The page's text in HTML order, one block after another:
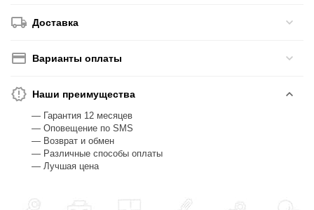
Доставка
Варианты оплаты
Наши преимущества
— Гарантия 12 месяцев
— Оповещение по SMS
— Возврат и обмен
— Различные способы оплаты
— Лучшая цена